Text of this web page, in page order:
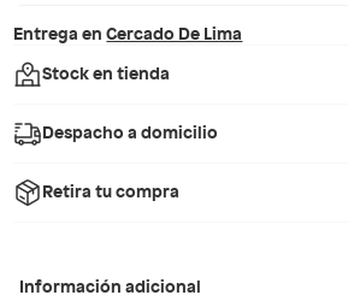
Entrega en Cercado De Lima
Stock en tienda
Despacho a domicilio
Retira tu compra
Información adicional